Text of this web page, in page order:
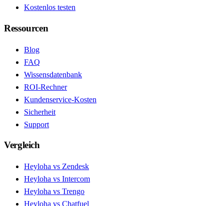
Kostenlos testen
Ressourcen
Blog
FAQ
Wissensdatenbank
ROI-Rechner
Kundenservice-Kosten
Sicherheit
Support
Vergleich
Heyloha vs Zendesk
Heyloha vs Intercom
Heyloha vs Trengo
Heyloha vs Chatfuel